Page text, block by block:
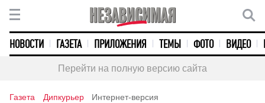
НОВОСТИ ГАЗЕТА ПРИЛОЖЕНИЯ ТЕМЫ ФОТО ВИДЕО
Перейти на полную версию сайта
Газета Дипкурьер Интернет-версия